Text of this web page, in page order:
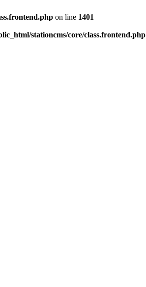
on line 1401
stationcms/core/class.frontend.php